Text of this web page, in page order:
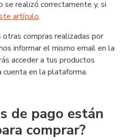
se realizó correctamente y, si
artículo.
otras compras realizadas por
informar el mismo email en la
acceder a tus productos
en la plataforma.
de pago están
comprar?